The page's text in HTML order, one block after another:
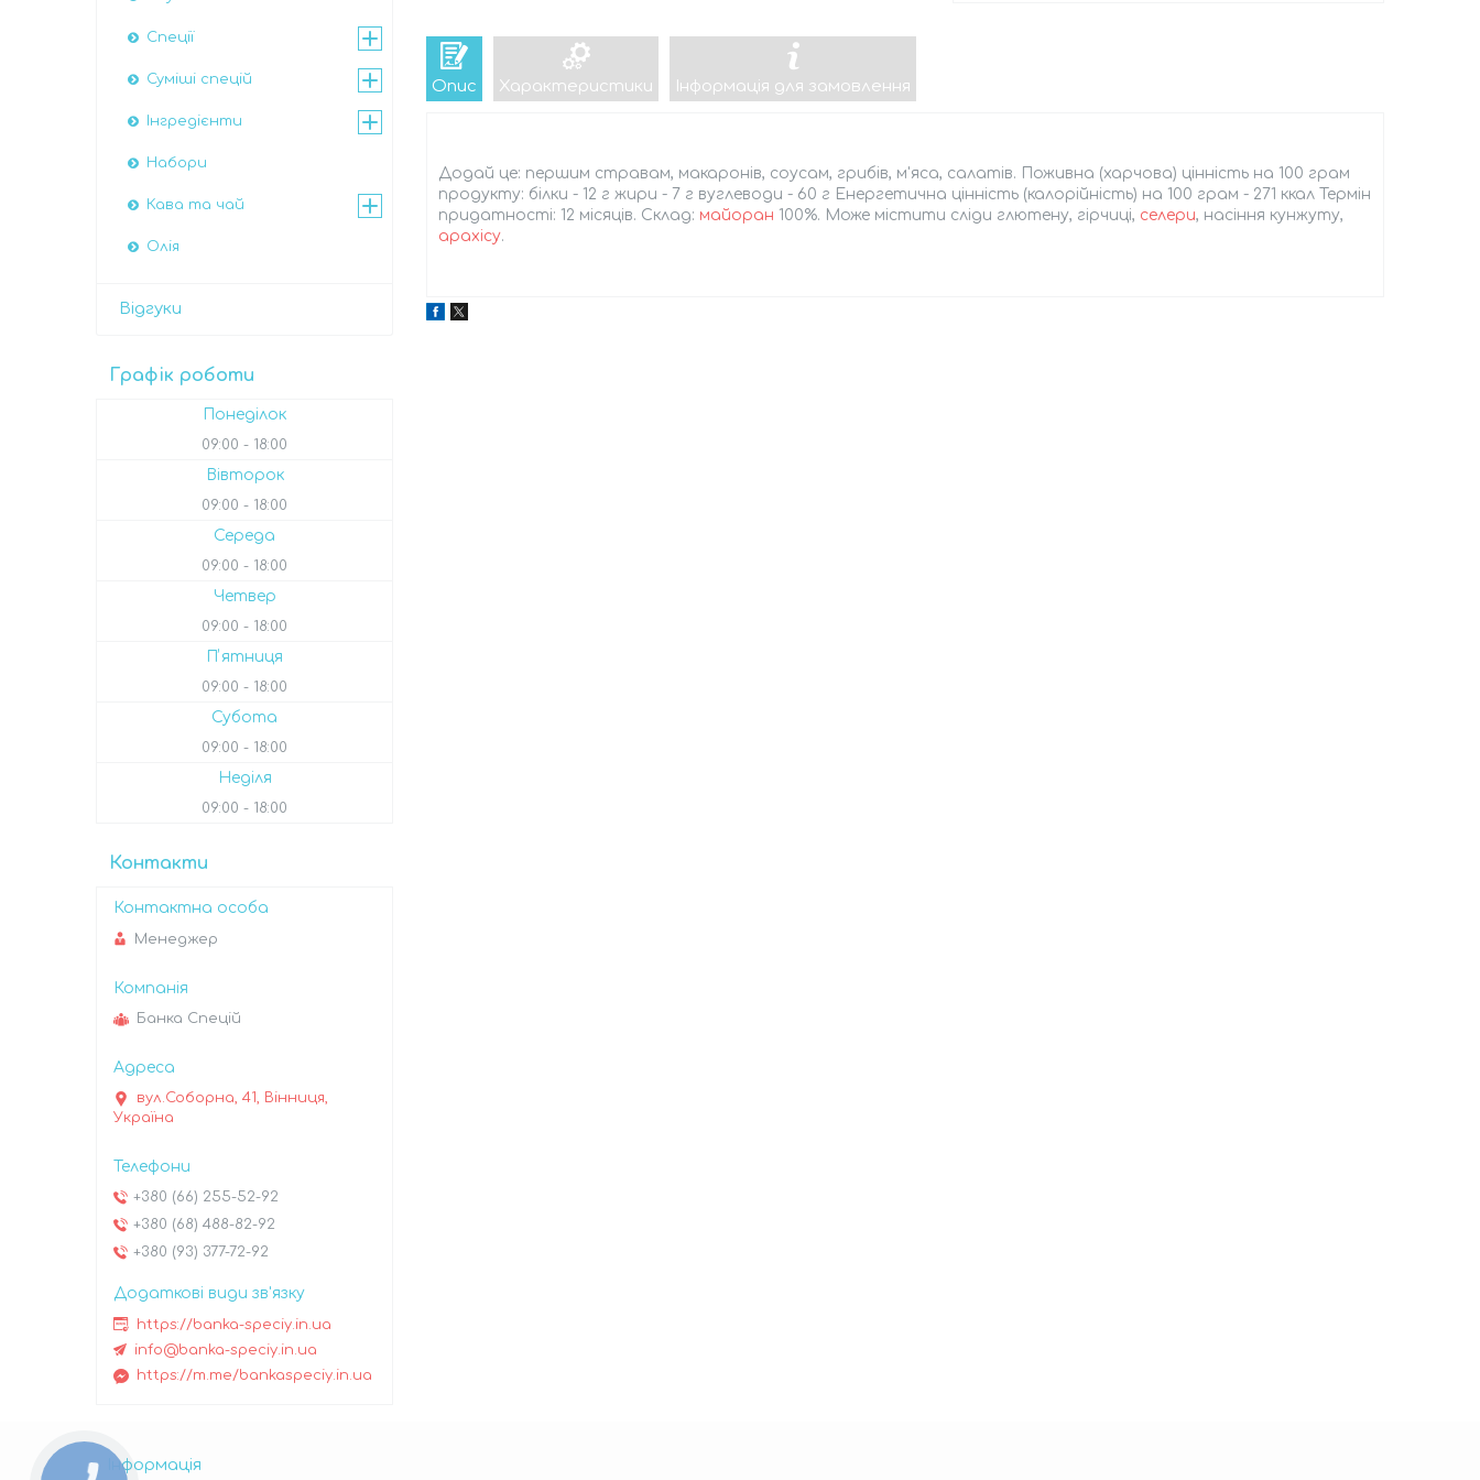
Опис Характеристики Інформація для замовлення
Додай це: першим стравам, макаронів, соусам, грибів, м'яса, салатів. Поживна (харчова) цінність на 100 грам
продукту: білки - 12 г жири - 7 г вуглеводи - 60 г Енергетична цінність (калорійність) на 100 грам - 271 ккал Термін
придатності: 12 місяців. Склад: майоран 100%. Може містити сліди глютену, гірчиці, селери, насіння кунжуту,
арахісу.
Спеції
Суміші спецій
Інгредієнти
Набори
Кава та чай
Олія
Відгуки
Графік роботи
Понеділок
09:00 18:00
Вівторок
09:00 18:00
Середа
09:00 18:00
Четвер
09:00 18:00
Пʼятниця
09:00 18:00
Субота
09:00 18:00
Неділя
09:00 18:00
Контакти
Менеджер
Банка Спецій
вул.Соборна, 41, Вінниця,
Україна
+380 (66) 255-52-92
+380 (68) 488-82-92
+380 (93) 377-72-92
https://banka-speciy.in.ua
info@banka-speciy.in.ua
https://m.me/bankaspeciy.in.ua
Інформація